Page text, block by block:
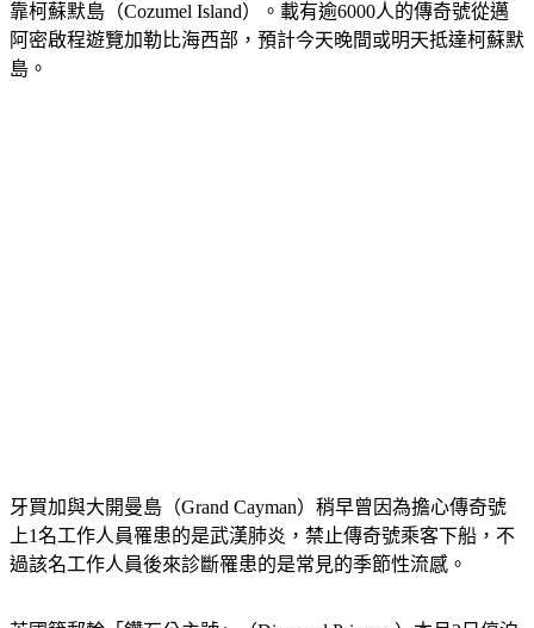
靠柯蘇默島（Cozumel Island）。載有逾6000人的傳奇號從邁
阿密啟程遊覽加勒比海西部，預計今天晚間或明天抵達柯蘇默
島。
牙買加與大開曼島（Grand Cayman）稍早曾因為擔心傳奇號
上1名工作人員罹患的是武漢肺炎，禁止傳奇號乘客下船，不
過該名工作人員後來診斷罹患的是常見的季節性流感。